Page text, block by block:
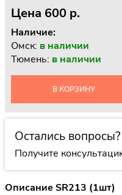
Цена 600 p.
Наличие:
Омск: в наличии
Тюмень: в наличии
В КОРЗИНУ
Остались вопросы?
Получите
Описание SR213 (1шт)